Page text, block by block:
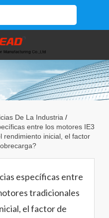
De La Industria /
entre los motores IE3
rendimiento inicial, el factor
específicas entre
tradicionales
el factor de